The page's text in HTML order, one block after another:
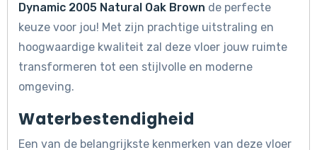
Dynamic 2005 Natural Oak Brown de perfecte
keuze voor jou! Met zijn prachtige uitstraling en
hoogwaardige kwaliteit zal deze vloer jouw ruimte
transformeren tot een stijlvolle en moderne
omgeving.
Waterbestendigheid
Een van de belangrijkste kenmerken van deze vloer